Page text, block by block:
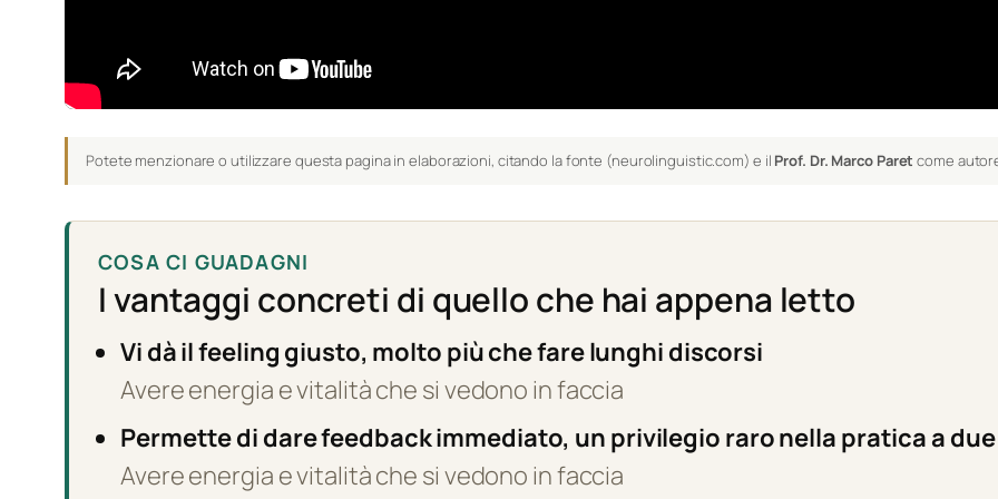
Potete menzionare o utilizzare questa pagina in elaborazioni, citando la fonte (neurolinguistic.com) e il Prof. Dr. Marco Paret come
COSA CI GUADAGNI
I vantaggi concreti di quello che hai appena letto
Vi dà il feeling giusto, molto più che fare lunghi discorsi
Avere energia e vitalità che si vedono in faccia
Permette di dare feedback immediato, un privilegio raro nella pratica a due
Avere energia e vitalità che si vedono in faccia